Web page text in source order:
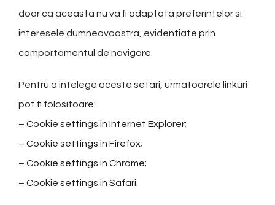
doar ca aceasta nu va fi adaptata preferintelor si
interesele dumneavoastra, evidentiate prin
comportamentul de navigare.
Pentru a intelege aceste setari, urmatoarele linkuri
pot fi folositoare:
– Cookie settings in Internet Explorer;
– Cookie settings in Firefox;
– Cookie settings in Chrome;
– Cookie settings in Safari.